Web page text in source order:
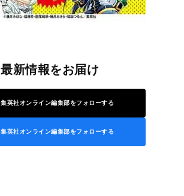
最新情報をお届け
集英社オンライン編集部をフォローする
集英社オンライン編集部をフォローする